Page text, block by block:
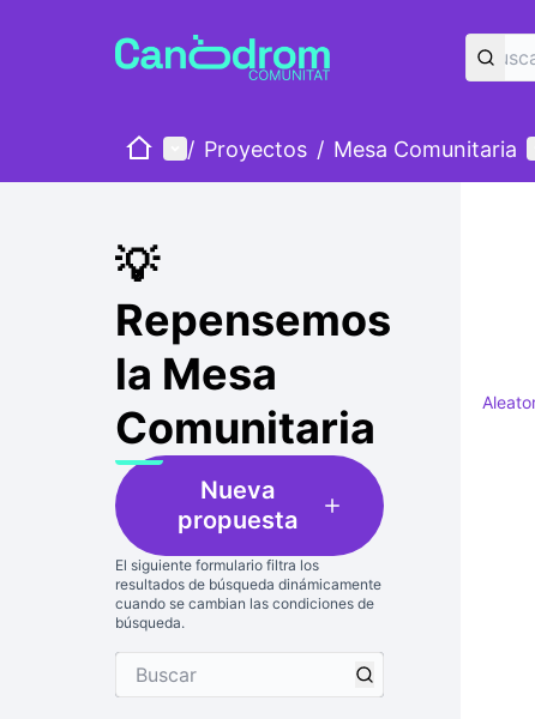
InicioMenú principal
/ Proyectos / Mesa Comunitaria
💡
Repensemos
la Mesa
Comunitaria
Nueva
propuesta
El siguiente formulario filtra los
resultados de búsqueda dinámicamente
cuando se cambian las condiciones de
búsqueda.